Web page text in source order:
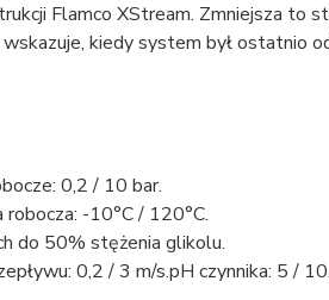
Flamco XStream. Zmniejsza to
kiedy system był ostatnio
0,2 / 10 bar.
-10°C / 120°C.
do 50% stężenia glikolu.
0,2 / 3 m/s.pH czynnika: 5 / 10.